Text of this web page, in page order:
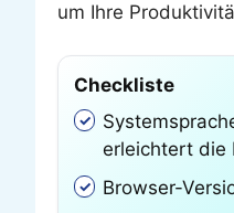
um Ihre
Checkliste
erleichtert die
Browser-